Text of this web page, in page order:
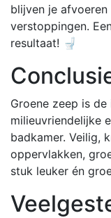
blijven je
verstoppingen.
resultaat! 🚽
Groene zeep is
milieuvriendelijke
badkamer. Veilig,
oppervlakken,
stuk leuker én